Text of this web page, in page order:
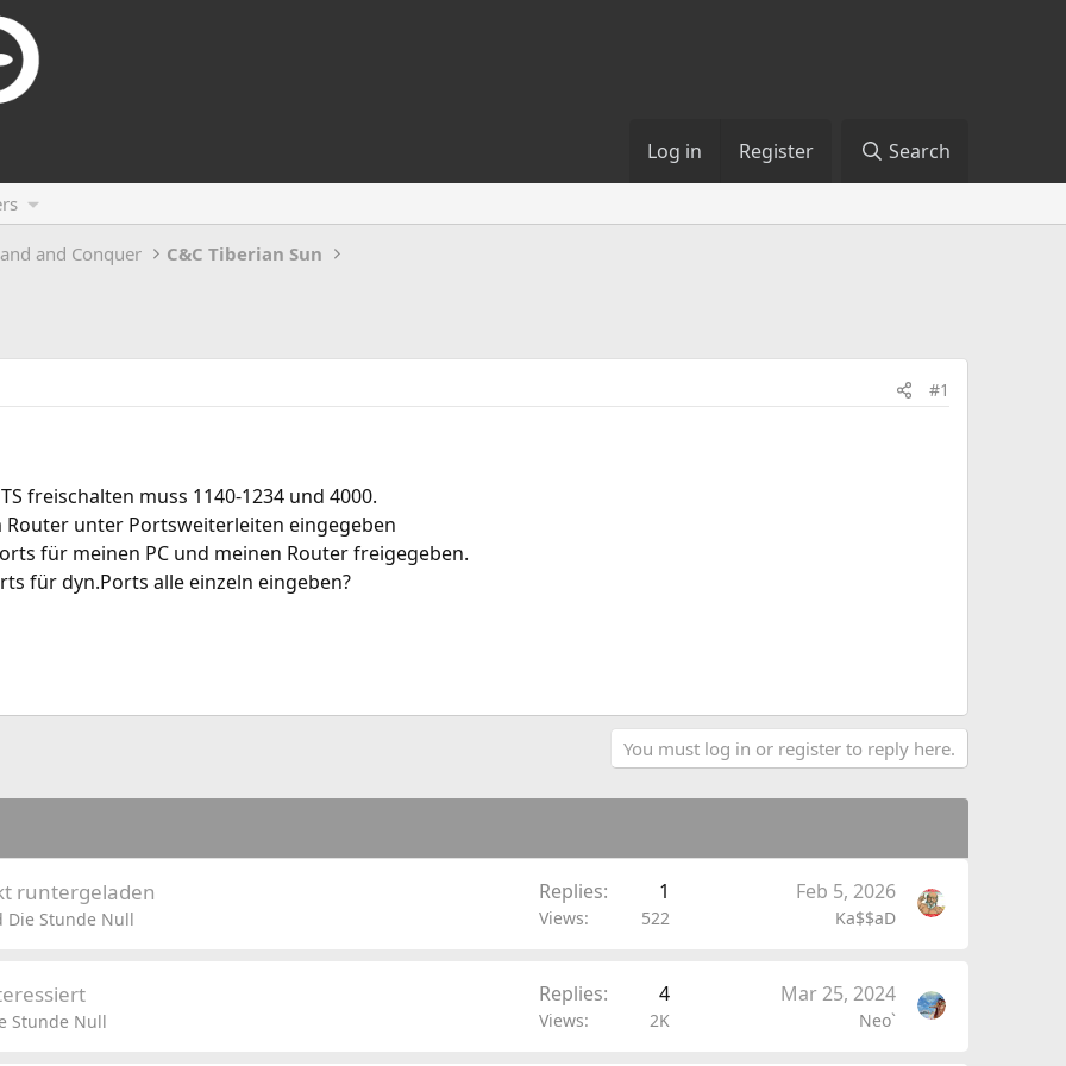
Log in Register Search
and Conquer C&C Tiberian Sun
#1
freischalten muss 1140-1234 und 4000.
Router unter Portsweiterleiten eingegeben
für meinen PC und meinen Router freigegeben.
für dyn.Ports alle einzeln eingeben?
You must log in or register to reply here.
runtergeladen
Die Stunde Null
Replies 1
Views 522
Feb 5, 2026
Ka$$aD
Stunde Null
Replies 4
Views 2K
Mar 25, 2024
Neo`